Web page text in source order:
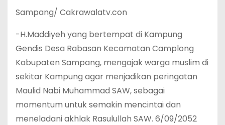
Sampang/ Cakrawalatv.con
-H.Maddiyeh yang bertempat di Kampung
Gendis Desa Rabasan Kecamatan Camplong
Kabupaten Sampang, mengajak warga muslim di
sekitar Kampung agar menjadikan peringatan
Maulid Nabi Muhammad SAW, sebagai
momentum untuk semakin mencintai dan
meneladani akhlak Rasulullah SAW. 6/09/2052